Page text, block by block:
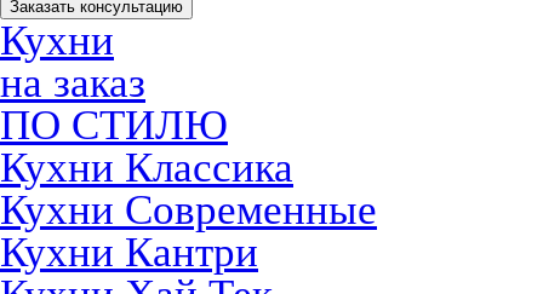
Заказать консультацию
Кухни
на заказ
ПО СТИЛЮ
Кухни Классика
Кухни Современные
Кухни Кантри